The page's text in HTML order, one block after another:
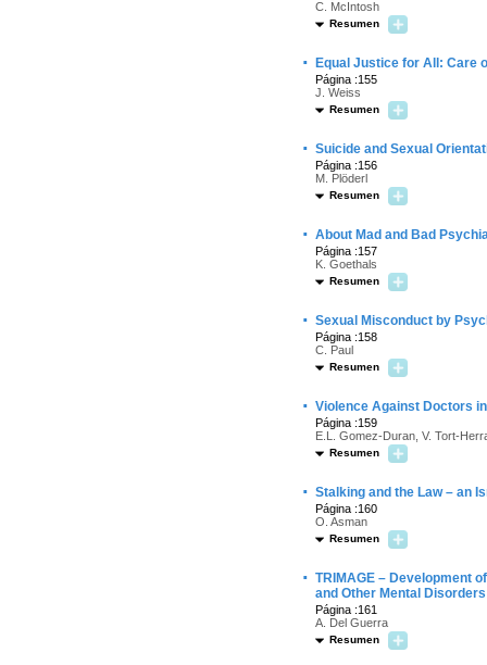
C. McIntosh
Resumen
· Equal Justice for All: Care
Página :155
J. Weiss
Resumen
· Suicide and Sexual
Página :156
M. Plöderl
Resumen
· About Mad and Bad
Página :157
K. Goethals
Resumen
· Sexual Misconduct by
Página :158
C. Paul
Resumen
· Violence Against Doctors
Página :159
E.L. Gomez-Duran, V. Tort-
Resumen
· Stalking and the Law – an
Página :160
O. Asman
Resumen
· TRIMAGE – Development
and Other Mental Disorders
Página :161
A. Del Guerra
Resumen